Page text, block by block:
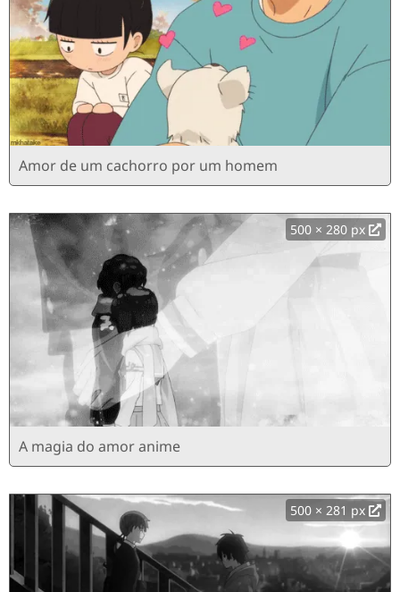
Amor de um cachorro por um homem
500 × 280 px
A magia do amor anime
500 × 281 px